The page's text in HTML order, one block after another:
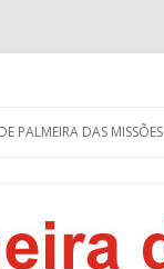
para
PALMEIRA DAS MISSÕES